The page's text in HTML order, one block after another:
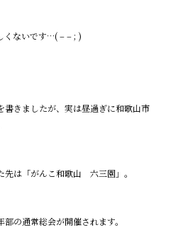
くないです…( – – ; )
書きましたが、実は昼過ぎに和歌山市
先は「がんこ和歌山 六三園」。
の通常総会が開催されます。